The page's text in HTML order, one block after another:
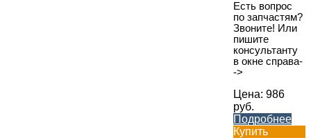
Есть вопрос
по запчастям?
Звоните! Или
пишите
консультанту
в окне справа-
->
Цена: 986
руб.
Подробнее
Купить